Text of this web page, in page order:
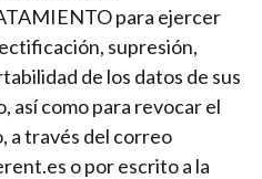
para ejercer
supresión,
de los datos de sus
así como para revocar el
a través del correo
o por escrito a la